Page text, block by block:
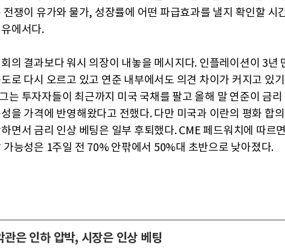
전쟁이 유가와 물가, 성장률에 어떤 파급효과를 낼지 확인할 시
에서다.
의 결과보다 워시 의장이 내놓을 메시지다. 인플레이션이 3년
로 다시 오르고 있고 연준 내부에서도 의견 차이가 커지고 있
는 투자자들이 최근까지 미국 국채를 팔고 올해 말 연준이 금리
을 가격에 반영해왔다고 전했다. 다만 미국과 이란의 평화 합
면서 금리 인상 베팅은 일부 후퇴했다. CME 페드워치에 따르
가능성은 1주일 전 70% 안팎에서 50%대 초반으로 낮아졌다.
은 인하 압박, 시장은 인상 베팅